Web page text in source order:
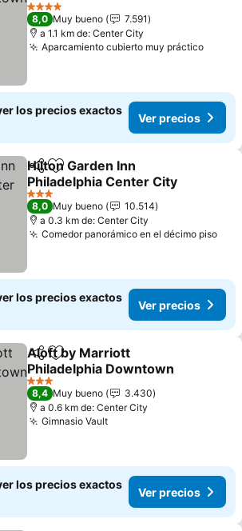
Ver precios
4 Estrellas
8,0 Muy bueno
7.591
a 1.1 km de: Center City
Aparcamiento cubierto muy prácticoVer
los precios exactos
Ver precios
CompartirAgregar a favoritos
Hilton Garden Inn
Philadelphia Center City
Ver precios
3 Estrellas
8,0 Muy bueno
10.514
a 0.3 km de: Center City
Comedor panorámico en el décimo pisoVer
los precios exactos
Ver precios
CompartirAgregar a favoritos
Aloft by Marriott
Philadelphia Downtown
Ver precios
3 Estrellas
8,4 Muy bueno
3.430
a 0.6 km de: Center City
Gimnasio VaultVer precios
los precios exactos
Ver precios